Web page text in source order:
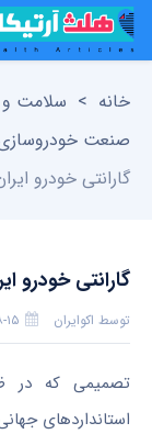
خانه > سلامت و
صنعت
گارانتی خودرو
گارانتی خودرو
توسط اکوایران
تصمیمی که در
استانداردهای